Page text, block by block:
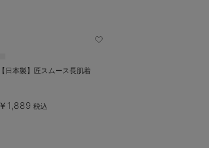
【日本製】匠スムース長肌着
￥1,889 税込